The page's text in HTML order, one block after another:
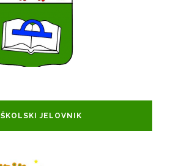
ŠKOLSKI JELOVNIK